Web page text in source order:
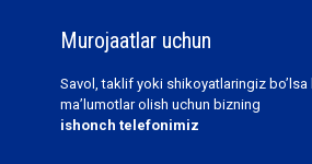
Murojaatlar uchun
Savol, taklif yoki shikoyatlaringiz bo’lsa
ma’lumotlar olish uchun bizning
ishonch telefonimiz